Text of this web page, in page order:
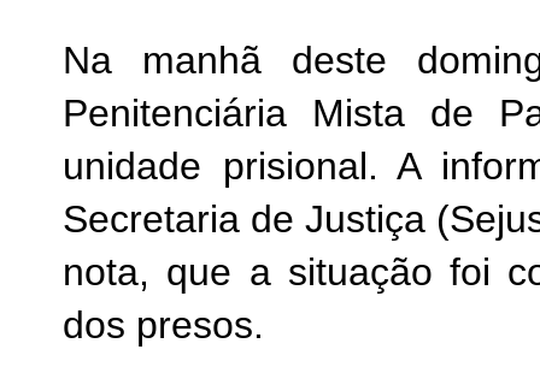
Na manhã deste
Penitenciária Mista de
unidade prisional. A
Secretaria de Justiça
nota, que a situação foi
dos presos.